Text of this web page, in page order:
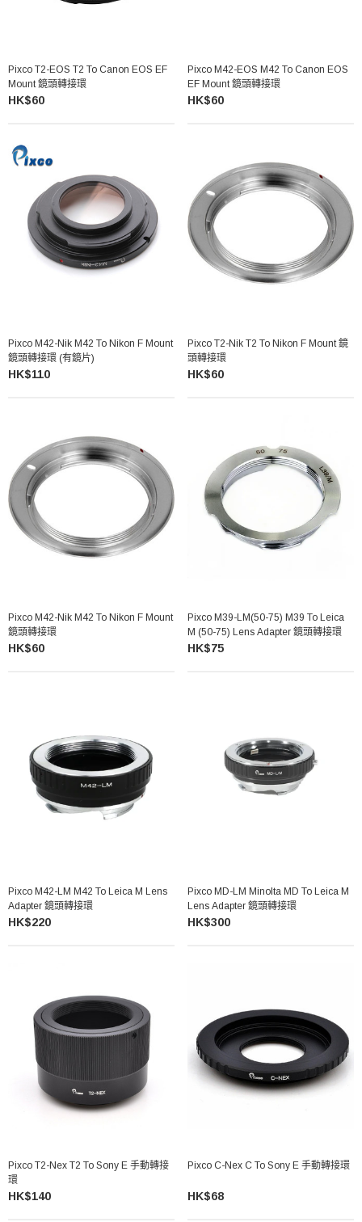
Pixco T2-EOS T2 To Canon EOS EF
Mount 鏡頭轉接環
HK$60
Pixco M42-EOS M42 To Canon EOS
EF Mount 鏡頭轉接環
HK$60
Pixco M42-Nik M42 To Nikon F Mount
鏡頭轉接環 (有鏡片)
HK$110
Pixco T2-Nik T2 To Nikon F Mount 鏡
頭轉接環
HK$60
Pixco M42-Nik M42 To Nikon F Mount
鏡頭轉接環
HK$60
Pixco M39-LM(50-75) M39 To Leica
M (50-75) Lens Adapter 鏡頭轉接環
HK$75
Pixco M42-LM M42 To Leica M Lens
Adapter 鏡頭轉接環
HK$220
Pixco MD-LM Minolta MD To Leica M
Lens Adapter 鏡頭轉接環
HK$300
Pixco T2-Nex T2 To Sony E 手動轉接
環
HK$140
Pixco C-Nex C To Sony E 手動轉接環
HK$68